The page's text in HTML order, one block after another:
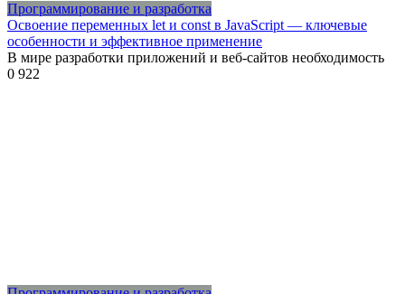
Программирование и разработка
Освоение переменных let и const в JavaScript — ключевые
особенности и эффективное применение
В мире разработки приложений и веб-сайтов необходимость
0 922